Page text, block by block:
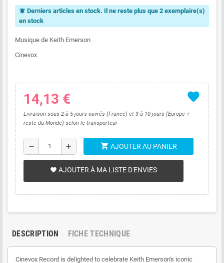
notifications_active Derniers articles en stock. Il ne reste plus que 2 exemplaire(s)
en stock
Musique de Keith Emerson
Cinevox
favorite
14,13 €
Livraison sous 2 à 5 jours ouvrés (France) et 3 à 10 jours (Europe +
reste du Monde) selon le transporteur
remove add shopping_cart AJOUTER AU PANIER
favorite AJOUTER À MA LISTE D'ENVIES
DESCRIPTION FICHE TECHNIQUE
Cinevox Record is delighted to celebrate Keith Emerson's iconic